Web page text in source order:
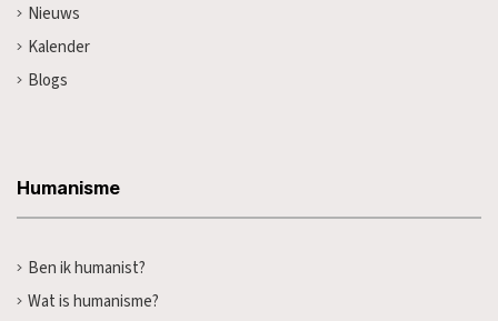
Nieuws
Kalender
Blogs
Humanisme
Ben ik humanist?
Wat is humanisme?